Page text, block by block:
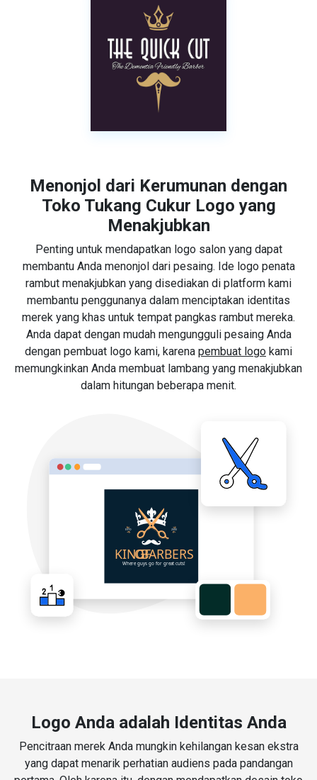
Menonjol dari Kerumunan dengan
Toko Tukang Cukur Logo yang
Menakjubkan
Penting untuk mendapatkan logo salon yang dapat
membantu Anda menonjol dari pesaing. Ide logo penata
rambut menakjubkan yang disediakan di platform kami
membantu penggunanya dalam menciptakan identitas
merek yang khas untuk tempat pangkas rambut mereka.
Anda dapat dengan mudah mengungguli pesaing Anda
dengan pembuat logo kami, karena pembuat logo kami
memungkinkan Anda membuat lambang yang menakjubkan
dalam hitungan beberapa menit.
Logo Anda adalah Identitas Anda
Pencitraan merek Anda mungkin kehilangan kesan ekstra
yang dapat menarik perhatian audiens pada pandangan